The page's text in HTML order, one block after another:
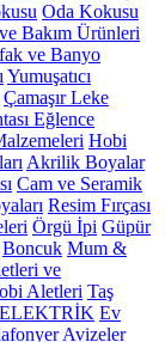
Oda Kokusu
Bakım Ürünleri
ve Banyo
Yumuşatıcı
Çamaşır Leke
Eğlence
Hobi
Akrilik Boyalar
Cam ve Seramik
Resim Fırçası
Örgü İpi Güpür
Boncuk Mum &
ve
Aletleri Taş
Ev
Avizeler